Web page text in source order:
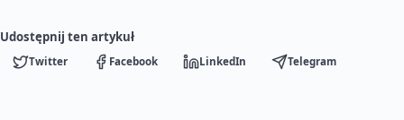
Udostępnij ten artykuł
Twitter Facebook LinkedIn Telegram